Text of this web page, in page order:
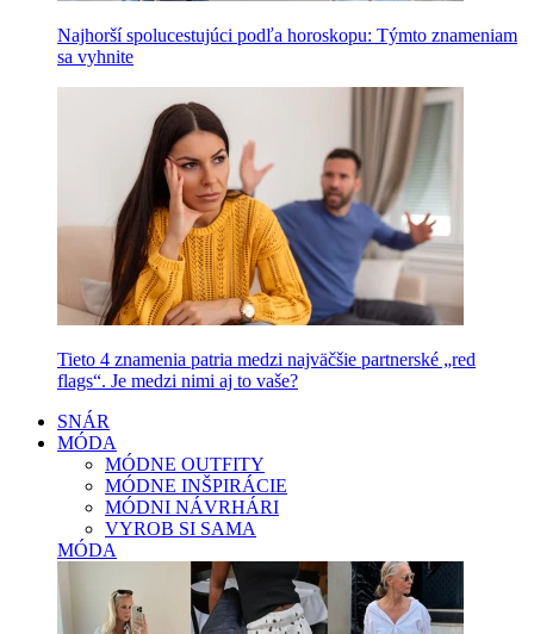
Najhorší spolucestujúci podľa horoskopu: Týmto znameniam
sa vyhnite
Tieto 4 znamenia patria medzi najväčšie partnerské „red
flags“. Je medzi nimi aj to vaše?
SNÁR
MÓDA
MÓDNE OUTFITY
MÓDNE INŠPIRÁCIE
MÓDNI NÁVRHÁRI
VYROB SI SAMA
MÓDA